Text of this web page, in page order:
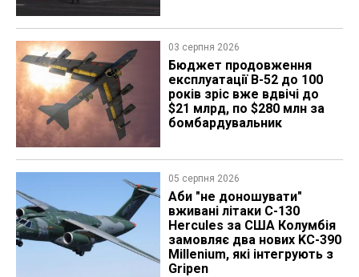
03 серпня 2026
Бюджет продовження
експлуатації B-52 до 100
років зріс вже вдвічі до
$21 млрд, по $280 млн за
бомбардувальник
05 серпня 2026
Аби "не доношувати"
вживані літаки C-130
Hercules за США Колумбія
замовляє два нових KC-390
Millenium, які інтегрують з
Gripen